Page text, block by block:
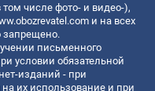
числе фото- и видео-),
и на всех
запрещено.
письменного
условии обязательной
изданий - при
их использование и при